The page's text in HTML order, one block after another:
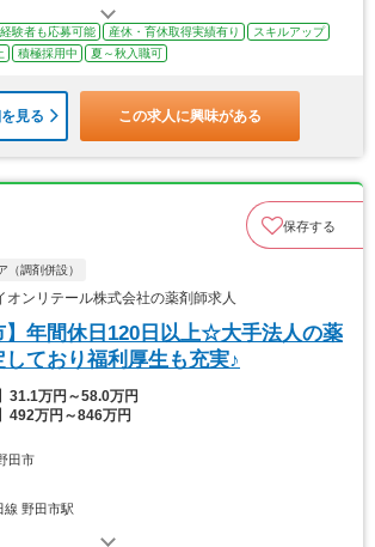
験者も応募可能 産休・育休取得実績有り
スキルアップ
積極採用中 夏～秋入職可
見る この求人に興味がある
保存する
（調剤併設）
ンリテール株式会社の薬剤師求人
】年間休日120日以上☆大手法人の薬
ており福利厚生も充実♪
31.1万円～58.0万円
492万円～846万円
田市
線 野田市駅